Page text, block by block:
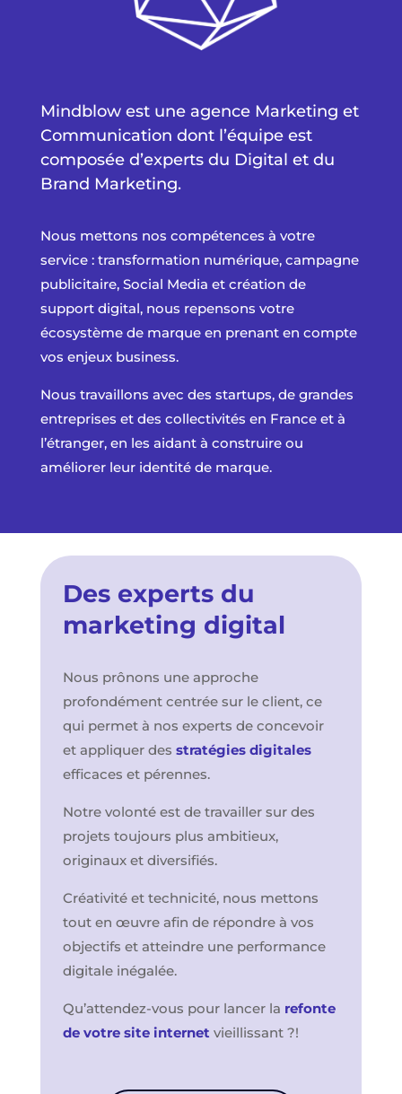
Mindblow est une agence Marketing et
Communication dont l’équipe est
composée d’experts du Digital et du
Brand Marketing.
Nous mettons nos compétences à votre
service : transformation numérique, campagne
publicitaire, Social Media et création de
support digital, nous repensons votre
écosystème de marque en prenant en compte
vos enjeux business.
Nous travaillons avec des startups, de grandes
entreprises et des collectivités en France et à
l’étranger, en les aidant à construire ou
améliorer leur identité de marque.
Des experts du
marketing digital
Nous prônons une approche
profondément centrée sur le client, ce
qui permet à nos experts de concevoir
et appliquer des stratégies digitales
efficaces et pérennes.
Notre volonté est de travailler sur des
projets toujours plus ambitieux,
originaux et diversifiés.
Créativité et technicité, nous mettons
tout en œuvre afin de répondre à vos
objectifs et atteindre une performance
digitale inégalée.
Qu’attendez-vous pour lancer la refonte
de votre site internet vieillissant ?!